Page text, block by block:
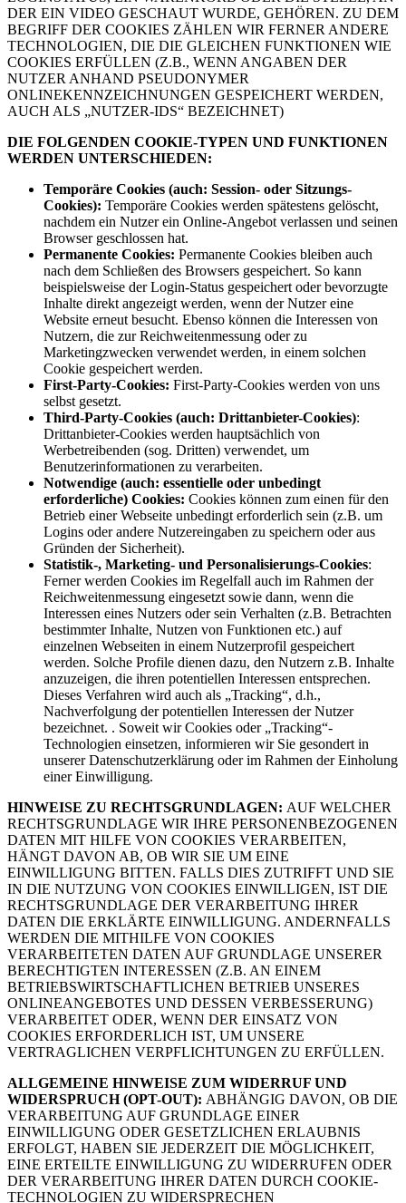
DER EIN VIDEO GESCHAUT WURDE, GEHÖREN. ZU DEM
BEGRIFF DER COOKIES ZÄHLEN WIR FERNER ANDERE
TECHNOLOGIEN, DIE DIE GLEICHEN FUNKTIONEN WIE
COOKIES ERFÜLLEN (Z.B., WENN ANGABEN DER
NUTZER ANHAND PSEUDONYMER
ONLINEKENNZEICHNUNGEN GESPEICHERT WERDEN,
AUCH ALS „NUTZER-IDS“ BEZEICHNET)
DIE FOLGENDEN COOKIE-TYPEN UND FUNKTIONEN
WERDEN UNTERSCHIEDEN:
Temporäre Cookies (auch: Session- oder Sitzungs-
Cookies): Temporäre Cookies werden spätestens gelöscht,
nachdem ein Nutzer ein Online-Angebot verlassen und seinen
Browser geschlossen hat.
Permanente Cookies: Permanente Cookies bleiben auch
nach dem Schließen des Browsers gespeichert. So kann
beispielsweise der Login-Status gespeichert oder bevorzugte
Inhalte direkt angezeigt werden, wenn der Nutzer eine
Website erneut besucht. Ebenso können die Interessen von
Nutzern, die zur Reichweitenmessung oder zu
Marketingzwecken verwendet werden, in einem solchen
Cookie gespeichert werden.
First-Party-Cookies: First-Party-Cookies werden von uns
selbst gesetzt.
Third-Party-Cookies (auch: Drittanbieter-Cookies):
Drittanbieter-Cookies werden hauptsächlich von
Werbetreibenden (sog. Dritten) verwendet, um
Benutzerinformationen zu verarbeiten.
Notwendige (auch: essentielle oder unbedingt
erforderliche) Cookies: Cookies können zum einen für den
Betrieb einer Webseite unbedingt erforderlich sein (z.B. um
Logins oder andere Nutzereingaben zu speichern oder aus
Gründen der Sicherheit).
Statistik-, Marketing- und Personalisierungs-Cookies:
Ferner werden Cookies im Regelfall auch im Rahmen der
Reichweitenmessung eingesetzt sowie dann, wenn die
Interessen eines Nutzers oder sein Verhalten (z.B. Betrachten
bestimmter Inhalte, Nutzen von Funktionen etc.) auf
einzelnen Webseiten in einem Nutzerprofil gespeichert
werden. Solche Profile dienen dazu, den Nutzern z.B. Inhalte
anzuzeigen, die ihren potentiellen Interessen entsprechen.
Dieses Verfahren wird auch als „Tracking“, d.h.,
Nachverfolgung der potentiellen Interessen der Nutzer
bezeichnet. . Soweit wir Cookies oder „Tracking“-
Technologien einsetzen, informieren wir Sie gesondert in
unserer Datenschutzerklärung oder im Rahmen der Einholung
einer Einwilligung.
HINWEISE ZU RECHTSGRUNDLAGEN: AUF WELCHER
RECHTSGRUNDLAGE WIR IHRE PERSONENBEZOGENEN
DATEN MIT HILFE VON COOKIES VERARBEITEN,
HÄNGT DAVON AB, OB WIR SIE UM EINE
EINWILLIGUNG BITTEN. FALLS DIES ZUTRIFFT UND SIE
IN DIE NUTZUNG VON COOKIES EINWILLIGEN, IST DIE
RECHTSGRUNDLAGE DER VERARBEITUNG IHRER
DATEN DIE ERKLÄRTE EINWILLIGUNG. ANDERNFALLS
WERDEN DIE MITHILFE VON COOKIES
VERARBEITETEN DATEN AUF GRUNDLAGE UNSERER
BERECHTIGTEN INTERESSEN (Z.B. AN EINEM
BETRIEBSWIRTSCHAFTLICHEN BETRIEB UNSERES
ONLINEANGEBOTES UND DESSEN VERBESSERUNG)
VERARBEITET ODER, WENN DER EINSATZ VON
COOKIES ERFORDERLICH IST, UM UNSERE
VERTRAGLICHEN VERPFLICHTUNGEN ZU ERFÜLLEN.
ALLGEMEINE HINWEISE ZUM WIDERRUF UND
WIDERSPRUCH (OPT-OUT): ABHÄNGIG DAVON, OB DIE
VERARBEITUNG AUF GRUNDLAGE EINER
EINWILLIGUNG ODER GESETZLICHEN ERLAUBNIS
ERFOLGT, HABEN SIE JEDERZEIT DIE MÖGLICHKEIT,
EINE ERTEILTE EINWILLIGUNG ZU WIDERRUFEN ODER
DER VERARBEITUNG IHRER DATEN DURCH COOKIE-
TECHNOLOGIEN ZU WIDERSPRECHEN